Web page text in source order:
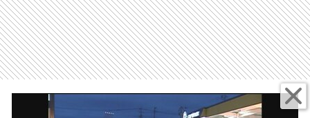
カイブ・2008年】